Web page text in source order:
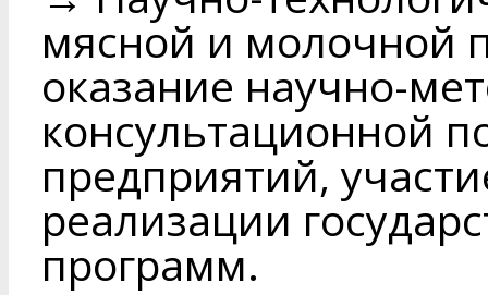
мясной и молочной
оказание научно-
консультационной
предприятий,
реализации
программ.